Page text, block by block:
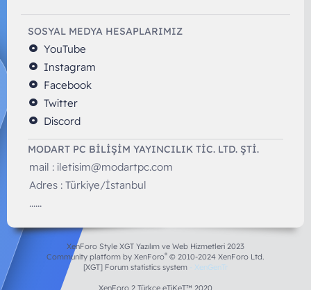
SOSYAL MEDYA HESAPLARIMIZ
YouTube
Instagram
Facebook
Twitter
Discord
MODART PC BILIŞIM YAYINCILIK TİC. LTD. ŞTİ.
mail : iletisim@modartpc.com
Adres : Türkiye/İstanbul
......
XenForo Style XGT Yazılım ve Web Hizmetleri 2023
Community platform by XenForo® © 2010-2024 XenForo Ltd.
[XGT] Forum statistics system
- XenGenTr
XenForo 2 Türkçe eTiKeT™ 2020